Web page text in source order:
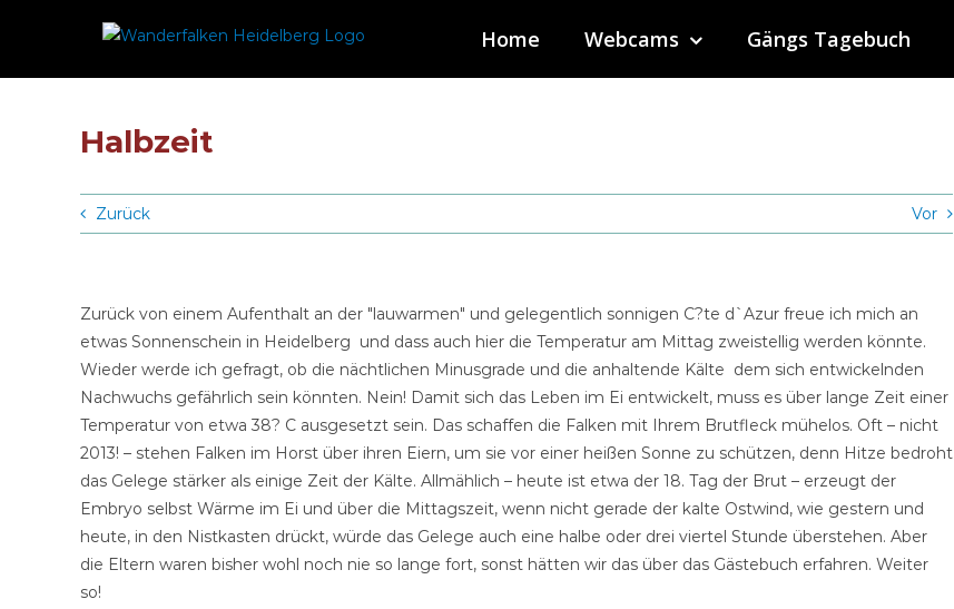
Home Webcams Gängs Tagebuch
Halbzeit
Zurück Vor
Zurück von einem Aufenthalt an der "lauwarmen" und gelegentlich sonnigen C?te d`Azur freue ich mich an
etwas Sonnenschein in Heidelberg und dass auch hier die Temperatur am Mittag zweistellig werden könnte.
Wieder werde ich gefragt, ob die nächtlichen Minusgrade und die anhaltende Kälte dem sich entwickelnden
Nachwuchs gefährlich sein könnten. Nein! Damit sich das Leben im Ei entwickelt, muss es über lange Zeit einer
Temperatur von etwa 38? C ausgesetzt sein. Das schaffen die Falken mit Ihrem Brutfleck mühelos. Oft – nicht
2013! – stehen Falken im Horst über ihren Eiern, um sie vor einer heißen Sonne zu schützen, denn Hitze bedroht
das Gelege stärker als einige Zeit der Kälte. Allmählich – heute ist etwa der 18. Tag der Brut – erzeugt der
Embryo selbst Wärme im Ei und über die Mittagszeit, wenn nicht gerade der kalte Ostwind, wie gestern und
heute, in den Nistkasten drückt, würde das Gelege auch eine halbe oder drei viertel Stunde überstehen. Aber
die Eltern waren bisher wohl noch nie so lange fort, sonst hätten wir das über das Gästebuch erfahren. Weiter
so!